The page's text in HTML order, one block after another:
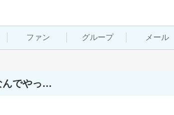
ファン グループ メール
んでやっ…